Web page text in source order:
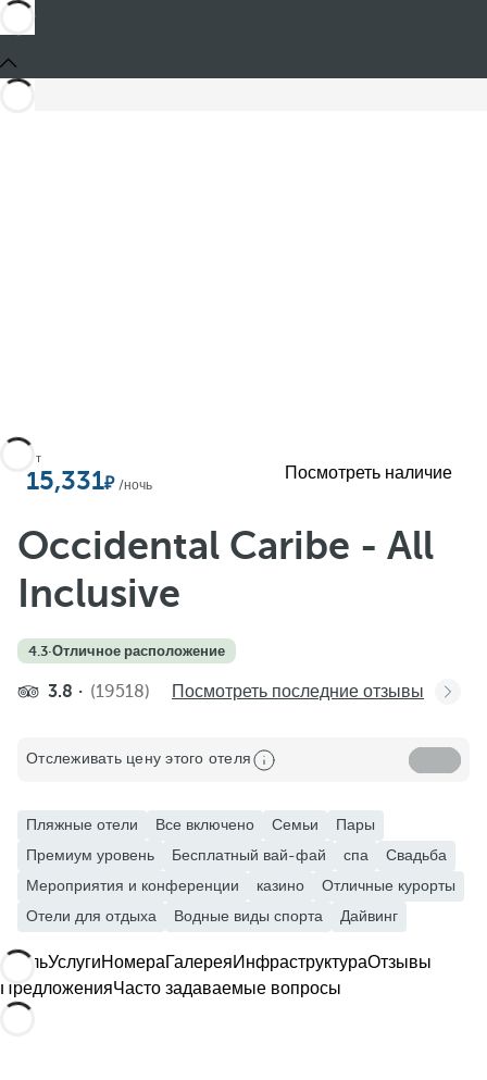
Поделиться
Добавить в избранное
Посмотреть еще фото и видео
От
15,331 /ночь
Посмотреть наличие
Occidental Caribe - All
Inclusive
4.3·Отличное расположение
3.8 (19518) Посмотреть последние отзывы
Отслеживать цену этого отеля
Пляжные отели Все включено Семьи
Пары
Премиум уровень
Бесплатный вай-фай спа
Свадьба
Мероприятия и конференции
казино
Отличные курорты
Отели для отдыха
Водные виды спорта Дайвинг
ОтельУслугиНомераГалереяИнфраструктураОтзывы
ПредложенияЧасто задаваемые вопросы